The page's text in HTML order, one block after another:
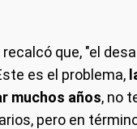
que, "el
es el problema,
muchos años, no
pero en